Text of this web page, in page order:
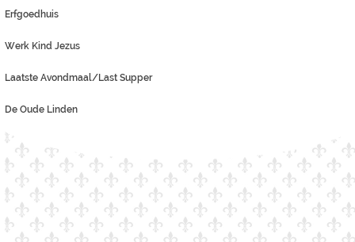
Erfgoedhuis
Werk Kind Jezus
Laatste Avondmaal/Last Supper
De Oude Linden